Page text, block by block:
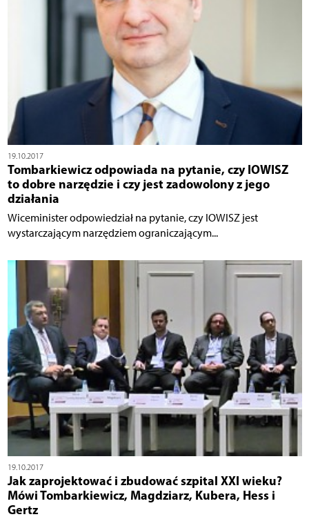
19.10.2017
Tombarkiewicz odpowiada na pytanie, czy IOWISZ
to dobre narzędzie i czy jest zadowolony z jego
działania
Wiceminister odpowiedział na pytanie, czy IOWISZ jest
wystarczającym narzędziem ograniczającym...
19.10.2017
Jak zaprojektować i zbudować szpital XXI wieku?
Mówi Tombarkiewicz, Magdziarz, Kubera, Hess i
Gertz